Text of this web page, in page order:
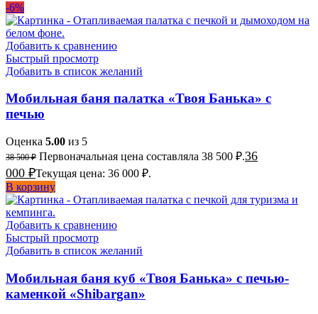
-6%
Добавить к сравнению
Быстрый просмотр
Добавить в список желаний
Мобильная баня палатка «Твоя Банька» с
печью
Оценка 5.00 из 5
38 500₽ Первоначальная цена составляла 38 500 ₽.36
000 ₽Текущая цена: 36 000 ₽.
В корзину
Добавить к сравнению
Быстрый просмотр
Добавить в список желаний
Мобильная баня куб «Твоя Банька» с печью-
каменкой «Shibargan»